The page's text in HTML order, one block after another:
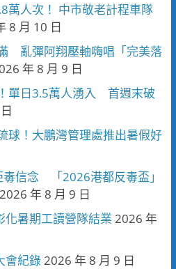
萬人次！ 中市敬老計程車隊
8 月 10 日
亂彈阿翔壓軸嗨唱「完美落
年 8 月 9 日
單日3.5萬人湧入 首週末破
球！大鵬灣管理處推出暑假好
信念 「2026港都反毒盃」
2026 年 8 月 9 日
暑期工讀營隊結業 2026 年
會紀錄 2026 年 8 月 9 日